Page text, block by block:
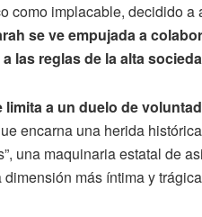
como implacable, decidido
se ve empujada a
las reglas de la alta
limita a un duelo de
encarna una herida
una maquinaria estatal de
más íntima y